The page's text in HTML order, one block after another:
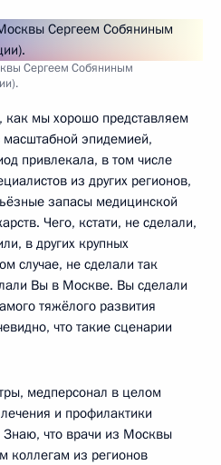
Сергеем Собяниным
мы хорошо представляем
масштабной эпидемией,
привлекала, в том числе
из других регионов,
запасы медицинской
Чего, кстати, не сделали,
в других крупных
случае, не сделали так
Вы в Москве. Вы сделали
тяжёлого развития
что такие сценарии
медперсонал в целом
и профилактики
что врачи из Москвы
коллегам из регионов